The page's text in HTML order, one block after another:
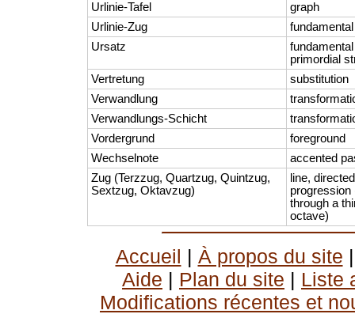
Urlinie-Tafel
graph
Urlinie-Zug
Ursatz
primordial
Vertretung
substitution
Verwandlung
Verwandlungs-Schicht
Vordergrund
foreground
Wechselnote
accented
Zug (Terzzug, Quartzug, Quintzug,
Sextzug, Oktavzug)
line,
progression
through a
octave)
Accueil | À propos du site
Aide | Plan du site | Liste
Modifications récentes et